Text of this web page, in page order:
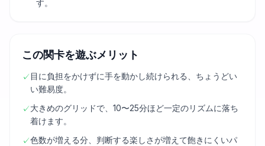
す。
この関卡を遊ぶメリット
✓ 目に負担をかけずに手を動かし続けられる、ちょうどい
い難易度。
✓大きめのグリッドで、10〜25分ほど一定のリズムに落ち
着けます。
✓色数が増える分、判断する楽しさが増えて飽きにくいパ